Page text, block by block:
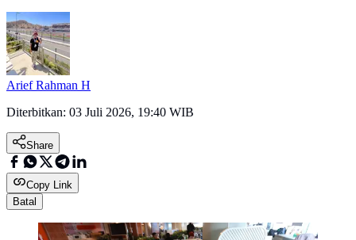
Arief Rahman H
Diterbitkan: 03 Juli 2026, 19:40 WIB
Share
Copy Link
Batal